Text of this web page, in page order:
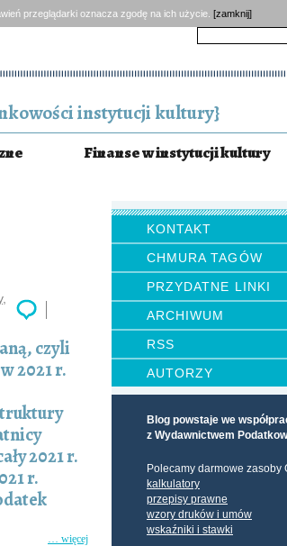
przeglądarki oznacza zgodę na ich użycie. [zamknij]
instytucji kultury}
Finanse w instytucji kultury
KONTAKT
CHMURA TAGÓW
PRZYDATNE LINKI
ARCHIWUM
RSS
AUTORZY
Blog powstaje we
z Wydawnictwem
Polecamy darmowe zasoby
kalkulatory
przepisy prawne
wzory druków i umów
wskaźniki i stawki
,
czyli
2021 r.
2021 r.
r.
… więcej